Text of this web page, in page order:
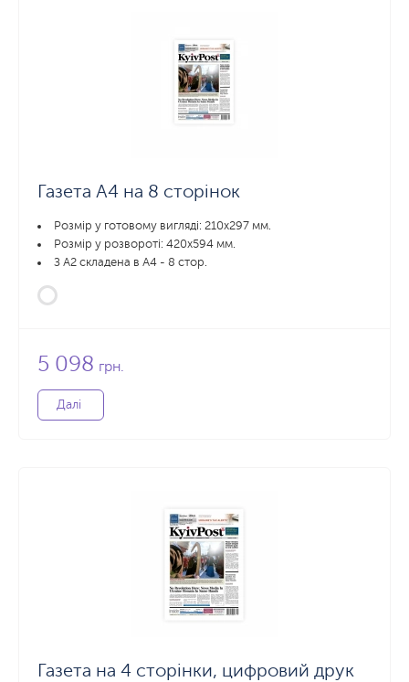
Газета А4 на 8 сторінок
Розмір у готовому вигляді: 210х297 мм.
Розмір у розвороті: 420х594 мм.
З А2 складена в А4 - 8 стор.
5 098 грн.
Далі
Газета на 4 сторінки, цифровий друк